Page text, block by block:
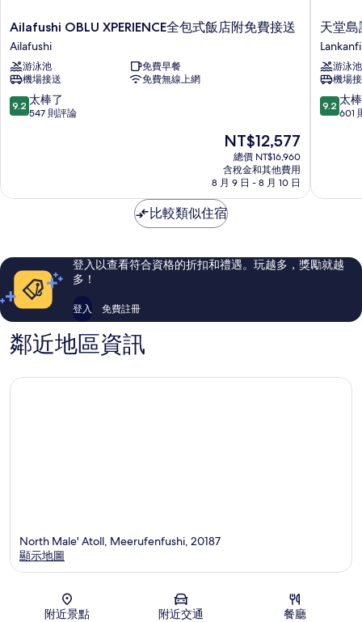
Ailafushi
OBLU
XPERIENCE
全
包
式
飯
送
Ailafushi OBLU XPERIENCE全包式飯店附免費接送
Ailafushi
游泳池
免費早餐
機場接送
免費無線上網
9.2
分，
棒
評
論
9.2 太棒了
547 則評論
現
在
價
格
為
NT$12,577
NT$12,577
總價 NT$16,960
含稅金和其他費用
8 月 9 日 - 8 月 10 日
天
堂
島
諾
蒂
卡
別
天堂
游泳池
機場
9.2
分，
棒
評
論
9.2 太
601
比較類似住宿
登入以查看符合資格的折扣和禮遇。玩越多，獎勵就越
多！
登入 免費註冊
鄰近地區資訊
地圖
North Male' Atoll, Meerufenfushi, 20187
顯示地圖
附近景點 附近交通 餐廳